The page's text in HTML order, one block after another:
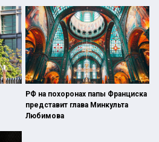
РФ на похоронах папы Франциска
представит глава Минкульта
Любимова